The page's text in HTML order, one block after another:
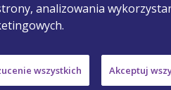
analizowania
wszystkich Akceptuj